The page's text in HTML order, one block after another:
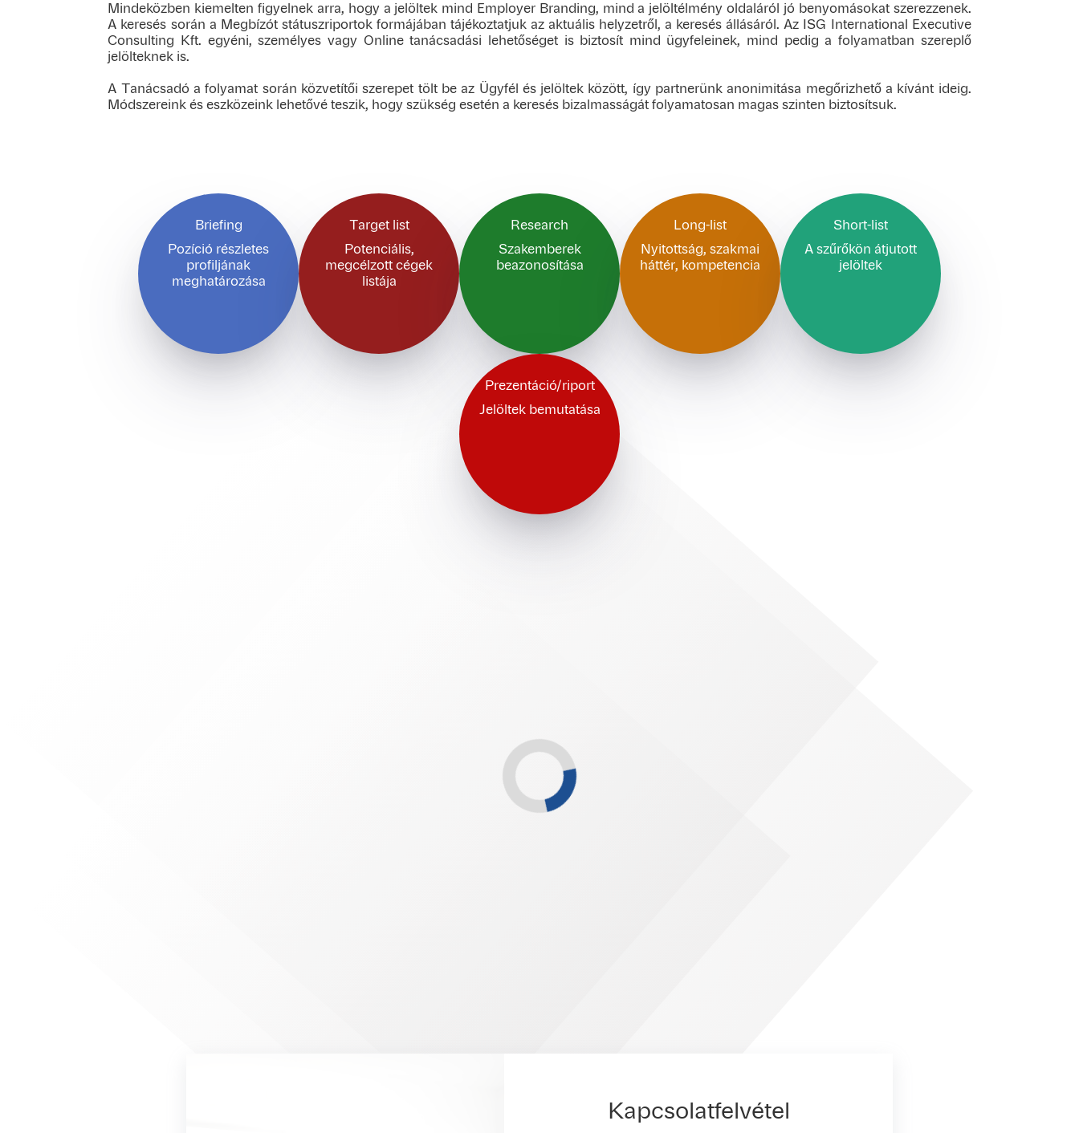
Mindeközben kiemelten figyelnek arra, hogy a jelöltek mind Employer Branding, mind a jelöltélmény oldaláról jó benyomásokat szerezzenek.
A keresés során a Megbízót státuszriportok formájában tájékoztatjuk az aktuális helyzetről, a keresés állásáról. Az ISG International Executive
Consulting Kft. egyéni, személyes vagy Online tanácsadási lehetőséget is biztosít mind ügyfeleinek, mind pedig a folyamatban szereplő
jelölteknek is.
A Tanácsadó a folyamat során közvetítői szerepet tölt be az Ügyfél és jelöltek között, így partnerünk anonimitása megőrizhető a kívánt ideig.
Módszereink és eszközeink lehetővé teszik, hogy szükség esetén a keresés bizalmasságát folyamatosan magas szinten biztosítsuk.
Briefing
Pozíció részletes
profiljának
meghatározása
Target list
Potenciális,
megcélzott cégek
listája
Research
Szakemberek
beazonosítása
Long-list
Nyitottság, szakmai
háttér, kompetencia
Short-list
A szűrőkön átjutott
jelöltek
Prezentáció/riport
Jelöltek bemutatása
Kapcsolatfelvétel